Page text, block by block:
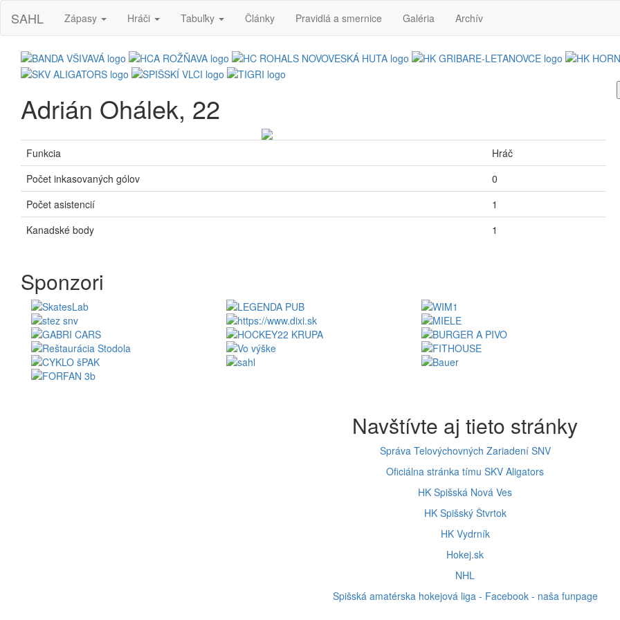
SAHL Zápasy Hráči Tabuľky Články Pravidlá a smernice Galéria Archív
Adrián Ohálek, 22
Funkcia
Hráč
Počet inkasovaných gólov
0
Počet asistencií
1
Kanadské body
1
Sponzori
Navštívte aj tieto stránky
Správa Telovýchovných Zariadení SNV
Oficiálna stránka tímu SKV Aligators
HK Spišská Nová Ves
HK Spišský Štvrtok
HK Vydrník
Hokej.sk
NHL
Spišská amatérska hokejová liga - Facebook - naša funpage